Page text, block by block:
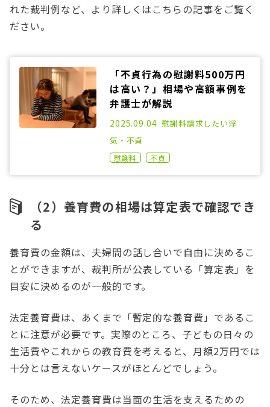
れた裁判例など、より詳しくはこちらの記事をご覧く
ださい。
「不貞行為の慰謝料500万円
は高い？」相場や高額事例を
弁護士が解説
2022.04.20
2025.09.04 慰謝料請求したい浮
気・不貞
慰謝料 不貞
（2）養育費の相場は算定表で確認でき
る
養育費の金額は、夫婦間の話し合いで自由に決めるこ
とができますが、裁判所が公表している「算定表」を
目安に決めるのが一般的です。
法定養育費は、あくまで「暫定的な養育費」であるこ
とに注意が必要です。実際のところ、子どもの日々の
生活費やこれからの教育費を考えると、月額2万円では
十分とは言えないケースがほとんどでしょう。
そのため、法定養育費は当面の生活を支えるための